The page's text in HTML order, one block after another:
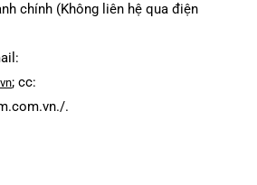
chính (Không liên hệ qua điện
; cc:
.